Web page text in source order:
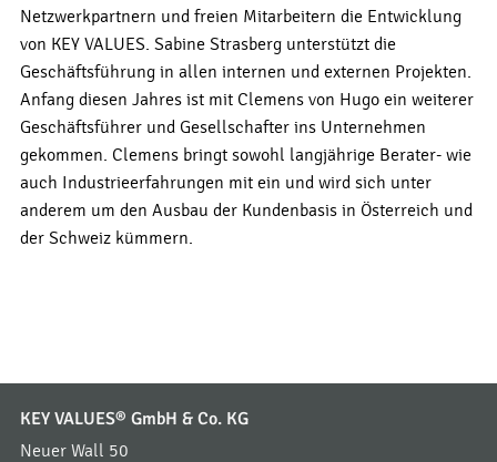
Netzwerkpartnern und freien Mitarbeitern die Entwicklung
von KEY VALUES. Sabine Strasberg unterstützt die
Geschäftsführung in allen internen und externen Projekten.
Anfang diesen Jahres ist mit Clemens von Hugo ein weiterer
Geschäftsführer und Gesellschafter ins Unternehmen
gekommen. Clemens bringt sowohl langjährige Berater- wie
auch Industrieerfahrungen mit ein und wird sich unter
anderem um den Ausbau der Kundenbasis in Österreich und
der Schweiz kümmern.
KEY VALUES® GmbH & Co. KG
Neuer Wall 50